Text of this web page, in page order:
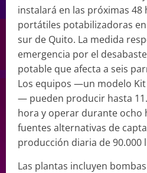
instalará en las próximas
portátiles potabilizadoras
sur de Quito. La medida
emergencia por el
potable que afecta a seis
Los equipos —un modelo
— pueden producir hasta
hora y operar durante ocho
fuentes alternativas de
producción diaria de 90.000
Las plantas incluyen